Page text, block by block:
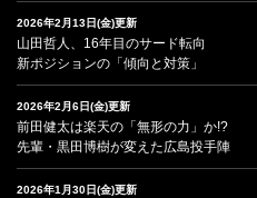
2026年2月13日(金)更新
山田哲人、16年目のサード転向
新ポジションの「傾向と対策」
2026年2月6日(金)更新
前田健太は楽天の「無形の力」か!?
先輩・黒田博樹が変えた広島投手陣
2026年1月30日(金)更新